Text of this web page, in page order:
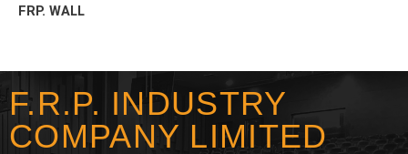
FRP. WALL
F.R.P. INDUSTRY
COMPANY LIMITED